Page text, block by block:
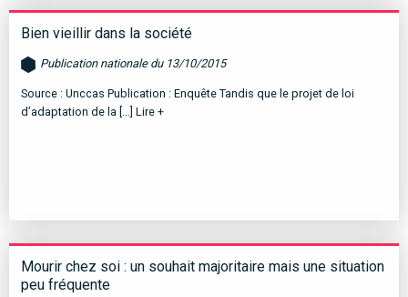
Bien vieillir dans la société
Publication nationale du 13/10/2015
Source : Unccas Publication : Enquête Tandis que le projet de loi
d’adaptation de la […] Lire +
Mourir chez soi : un souhait majoritaire mais une situation
peu fréquente